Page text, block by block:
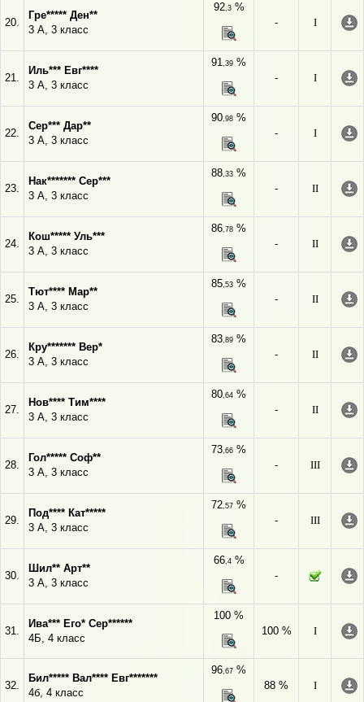
20.
Гре***** Ден**
3 А, 3 класс
92,3%
-
I
21.
Иль*** Евг****
3 А, 3 класс
91,39 %
-
I
22.
Сер*** Дар**
3 А, 3 класс
90,98 %
-
I
23.
Нак******* Сер***
3 А, 3 класс
88,33 %
-
II
24.
Кош***** Уль***
3 А, 3 класс
86,78 %
-
II
25.
Тют**** Мар**
3 А, 3 класс
85,53 %
-
II
26.
Кру******* Вер*
3 А, 3 класс
83,89 %
-
II
27.
Нов**** Тим****
3 А, 3 класс
80,64 %
-
II
28.
Гол***** Соф**
3 А, 3 класс
73,66 %
-
III
29.
Под**** Кат*****
3 А, 3 класс
72,57 %
-
III
30.
Шил** Арт**
3 А, 3 класс
66,4%
-
31.
Ива*** Его* Сер******
4Б, 4 класс
100 %
100 %
I
32.
Бил***** Вал**** Евг*******
4б, 4 класс
96,67 %
88 %
I